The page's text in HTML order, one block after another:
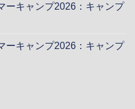
ーキャンプ2026：キャンプ
ーキャンプ2026：キャンプ